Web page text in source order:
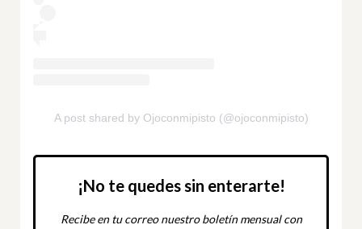
A post shared by Ojoconmipisto (@ojoconmipisto)
¡No te quedes sin enterarte!
Recibe en tu correo nuestro boletín mensual con